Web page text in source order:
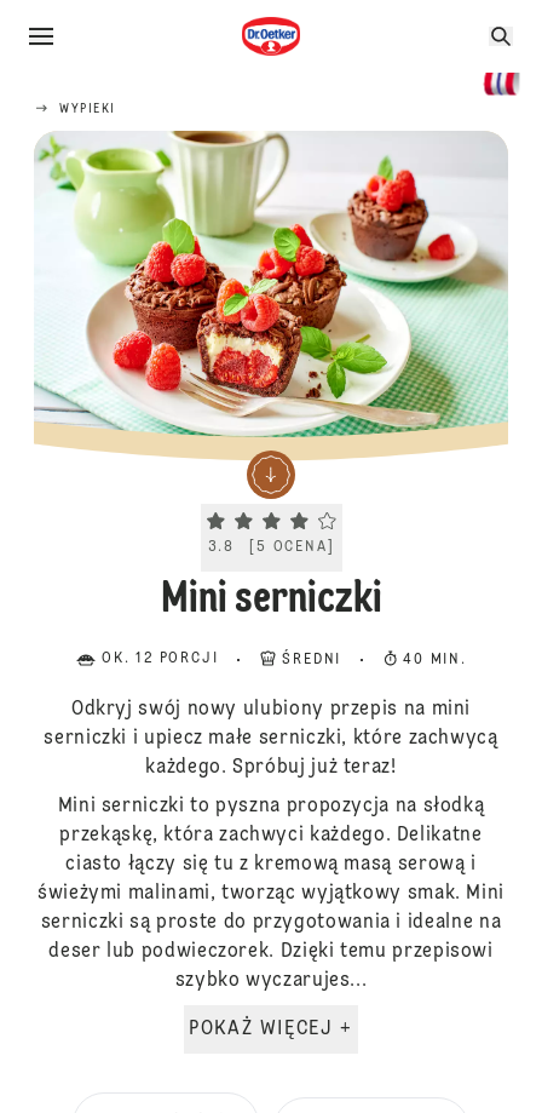
WYPIEKI
Current rating 3.8. Click to rate.
3.8 5 OCENA
Mini serniczki
OK. 12 PORCJI ŚREDNI 40 MIN.
Odkryj swój nowy ulubiony przepis na mini
serniczki i upiecz małe serniczki, które zachwycą
każdego. Spróbuj już teraz!
Mini serniczki to pyszna propozycja na słodką
przekąskę, która zachwyci każdego. Delikatne
ciasto łączy się tu z kremową masą serową i
świeżymi malinami, tworząc wyjątkowy smak. Mini
serniczki są proste do przygotowania i idealne na
deser lub podwieczorek. Dzięki temu przepisowi
szybko wyczarujes...
POKAŻ WIĘCEJ +